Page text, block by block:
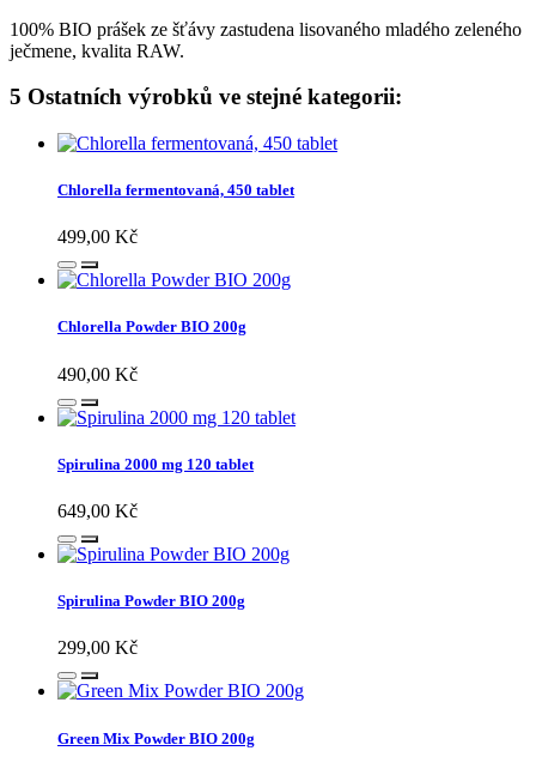
100% BIO prášek ze šťávy zastudena lisovaného mladého zeleného
ječmene, kvalita RAW.
5 Ostatních výrobků ve stejné kategorii:
Chlorella fermentovaná, 450 tablet
499,00 Kč
Chlorella Powder BIO 200g
490,00 Kč
Spirulina 2000 mg 120 tablet
649,00 Kč
Spirulina Powder BIO 200g
299,00 Kč
Green Mix Powder BIO 200g